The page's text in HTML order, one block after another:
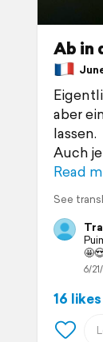
Ab in
aber
lassen.
Auch
Read
See
6/
16 likes